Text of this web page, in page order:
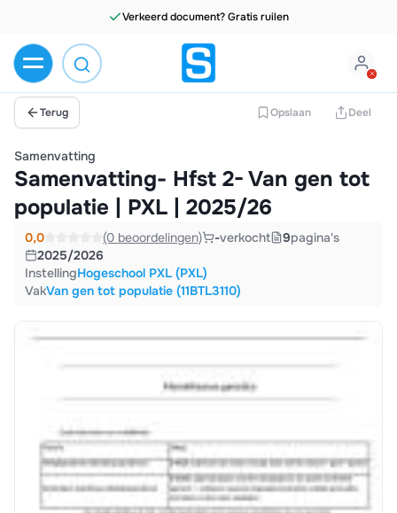
Verkeerd document? Gratis ruilen
Terug Opslaan Deel
Samenvatting
Samenvatting- Hfst 2- Van gen tot
populatie | PXL | 2025/26
0,0 (0 beoordelingen) -verkocht 9pagina's
2025/2026
InstellingHogeschool PXL (PXL)
VakVan gen tot populatie (11BTL3110)